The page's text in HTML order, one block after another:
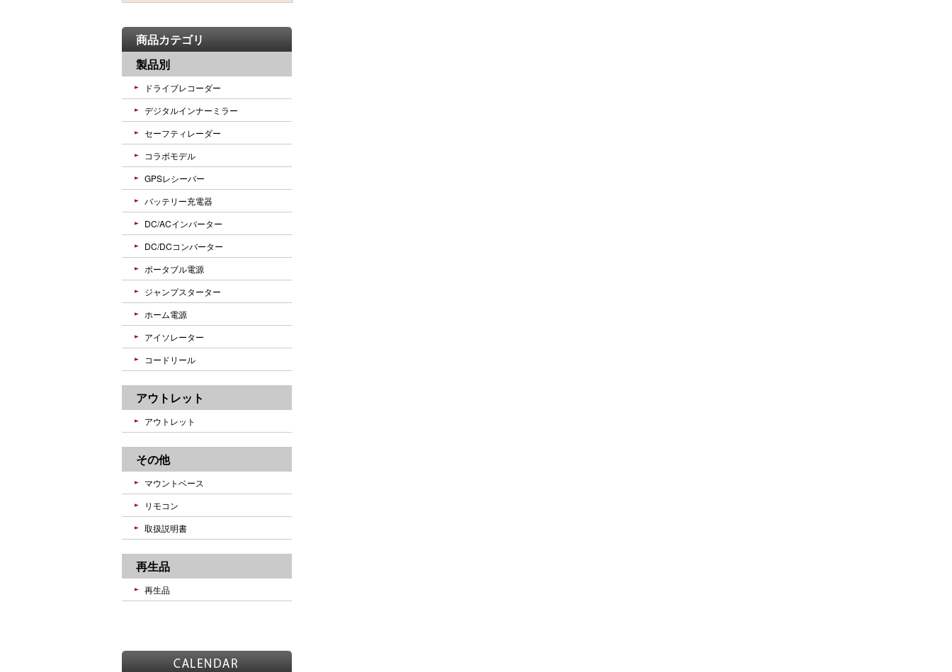
商品カテゴリ
製品別
ドライブレコーダー
デジタルインナーミラー
セーフティレーダー
コラボモデル
GPSレシーバー
バッテリー充電器
DC/ACインバーター
DC/DCコンバーター
ポータブル電源
ジャンプスターター
ホーム電源
アイソレーター
コードリール
アウトレット
アウトレット
その他
マウントベース
リモコン
取扱説明書
再生品
再生品